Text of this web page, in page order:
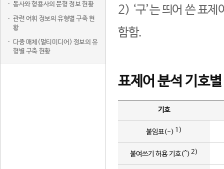
동사와 형용사의 문형 정보 현황
관련 어휘 정보의 유형별 구축 현
황
다중 매체(멀티미디어) 정보의 유
형별 구축 현황
2) ‘구’는 띄어 쓴 표
함함.
표제어 분석 기호
기호
붙임표(-) 1)
붙여쓰기 허용 기호(^) 2)